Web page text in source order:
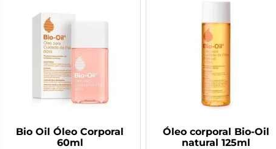
Bio Oil Óleo Corporal
60ml
Óleo corporal Bio-Oil
natural 125ml